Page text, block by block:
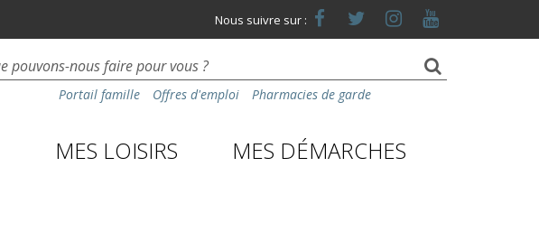
Nous suivre sur :
Lien
vers
Facebook
Lien
vers
Twitter
Lien
vers
compte
vers
Portail famille Offres d'emploi Pharmacies de garde
MES LOISIRS MES DÉMARCHES